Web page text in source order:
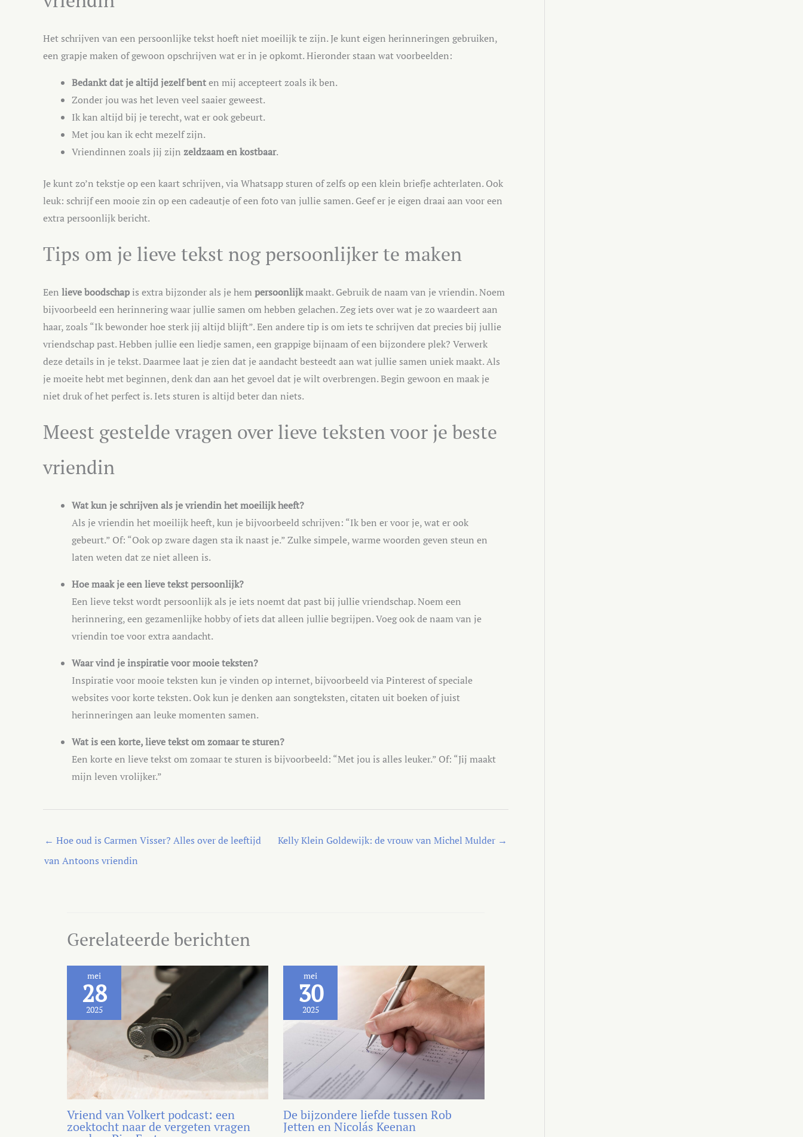
Het schrijven van een persoonlijke tekst hoeft niet moeilijk te zijn. Je kunt eigen herinneringen gebruiken,
een grapje maken of gewoon opschrijven wat er in je opkomt. Hieronder staan wat voorbeelden:
Bedankt dat je altijd jezelf benten mij accepteert zoals ik ben.
Zonder jou was het leven veel saaier geweest.
Ik kan altijd bij je terecht, wat er ook gebeurt.
Met jou kan ik echt mezelf zijn.
Vriendinnen zoals jij zijn zeldzaam en kostbaar.
Je kunt zo’n tekstje op een kaart schrijven, via Whatsapp sturen of zelfs op een klein briefje achterlaten. Ook
leuk: schrijf een mooie zin op een cadeautje of een foto van jullie samen. Geef er je eigen draai aan voor een
extra persoonlijk bericht.
Tips om je lieve tekst nog persoonlijker te maken
Een lieve boodschap is extra bijzonder als je hempersoonlijkmaakt. Gebruik de naam van je vriendin. Noem
bijvoorbeeld een herinnering waar jullie samen om hebben gelachen. Zeg iets over wat je zo waardeert aan
haar, zoals “Ik bewonder hoe sterk jij altijd blijft”. Een andere tip is om iets te schrijven dat precies bij jullie
vriendschap past. Hebben jullie een liedje samen, een grappige bijnaam of een bijzondere plek? Verwerk
deze details in je tekst. Daarmee laat je zien dat je aandacht besteedt aan wat jullie samen uniek maakt. Als
je moeite hebt met beginnen, denk dan aan het gevoel dat je wilt overbrengen. Begin gewoon en maak je
niet druk of het perfect is. Iets sturen is altijd beter dan niets.
Meest gestelde vragen over lieve teksten voor je beste
vriendin
Wat kun je schrijven als je vriendin het moeilijk heeft?
Als je vriendin het moeilijk heeft, kun je bijvoorbeeld schrijven: “Ik ben er voor je, wat er ook
gebeurt.” Of: “Ook op zware dagen sta ik naast je.” Zulke simpele, warme woorden geven steun en
laten weten dat ze niet alleen is.
Hoe maak je een lieve tekst persoonlijk?
Een lieve tekst wordt persoonlijk als je iets noemt dat past bij jullie vriendschap. Noem een
herinnering, een gezamenlijke hobby of iets dat alleen jullie begrijpen. Voeg ook de naam van je
vriendin toe voor extra aandacht.
Waar vind je inspiratie voor mooie teksten?
Inspiratie voor mooie teksten kun je vinden op internet, bijvoorbeeld via Pinterest of speciale
websites voor korte teksten. Ook kun je denken aan songteksten, citaten uit boeken of juist
herinneringen aan leuke momenten samen.
Wat is een korte, lieve tekst om zomaar te sturen?
Een korte en lieve tekst om zomaar te sturen is bijvoorbeeld: “Met jou is alles leuker.” Of: “Jij maakt
mijn leven vrolijker.”
← Hoe oud is Carmen Visser? Alles over de leeftijd
van Antoons vriendin
Kelly Klein Goldewijk: de vrouw van Michel Mulder →
Gerelateerde berichten
mei
28
2025
Vriend van Volkert podcast: een
zoektocht naar de vergeten vragen
mei
30
2025
De bijzondere liefde tussen Rob
Jetten en Nicolás Keenan